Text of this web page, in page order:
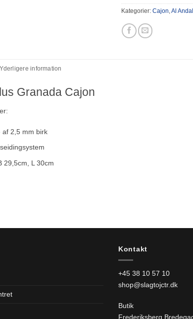
Kategorier: Cajon Al
information
Granada Cajon
af 2,5 mm birk
29,5cm, L 30cm
Kontakt
+45 38 10 57 10
shop@slagtojctr.dk
Butik
Frederiksberg